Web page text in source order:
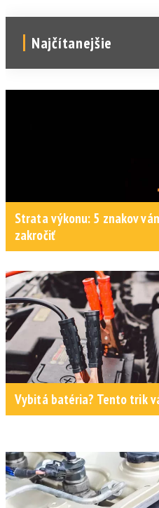
Najčítanejšie
Strata výkonu: 5 znakov
zakročiť
Vybitá batéria? Tento trik